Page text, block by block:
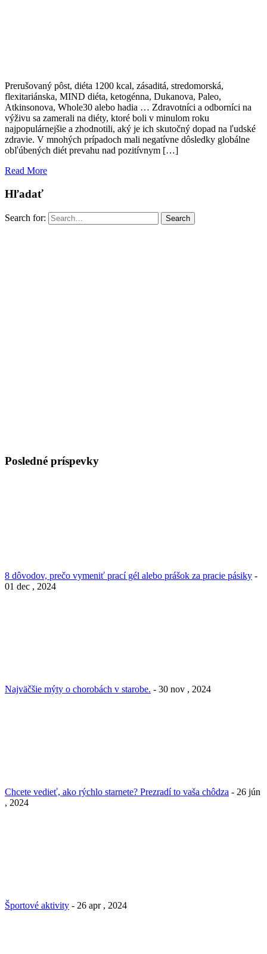
Prerušovaný pôst, diéta 1200 kcal, zásaditá, stredomorská,
flexitariánska, MIND diéta, ketogénna, Dukanova, Paleo,
Atkinsonova, Whole30 alebo hadia … Zdravotníci a odborníci na
výživu sa zamerali na diéty, ktoré boli v minulom roku
najpopulárnejšie a zhodnotili, aký je ich skutočný dopad na ľudské
zdravie. V mnohých prípadoch mali negatívne dôsledky globálne
obľúbených diét prevahu nad pozitívnym […]
Read More
Hľadať
Search for: Search
Posledné príspevky
8 dôvodov, prečo vymeniť prací gél alebo prášok za pracie pásiky -
01 dec , 2024
Najväčšie mýty o chorobách v starobe. - 30 nov , 2024
Chcete vedieť, ako rýchlo starnete? Prezradí to vaša chôdza - 26 jún
, 2024
Športové aktivity - 26 apr , 2024